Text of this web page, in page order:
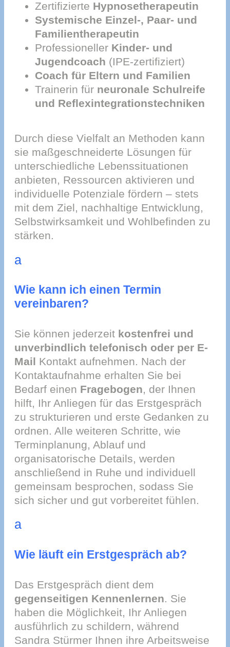
Zertifizierte Hypnosetherapeutin
Systemische Einzel-, Paar- und
Familientherapeutin
Professioneller Kinder- und
Jugendcoach (IPE-zertifiziert)
Coach für Eltern und Familien
Trainerin für neuronale Schulreife
und Reflexintegrationstechniken
Durch diese Vielfalt an Methoden kann
sie maßgeschneiderte Lösungen für
unterschiedliche Lebenssituationen
anbieten, Ressourcen aktivieren und
individuelle Potenziale fördern – stets
mit dem Ziel, nachhaltige Entwicklung,
Selbstwirksamkeit und Wohlbefinden zu
stärken.
a
Wie kann ich einen Termin
vereinbaren?
Sie können jederzeit kostenfrei und
unverbindlich telefonisch oder per E-
Mail Kontakt aufnehmen. Nach der
Kontaktaufnahme erhalten Sie bei
Bedarf einen Fragebogen, der Ihnen
hilft, Ihr Anliegen für das Erstgespräch
zu strukturieren und erste Gedanken zu
ordnen. Alle weiteren Schritte, wie
Terminplanung, Ablauf und
organisatorische Details, werden
anschließend in Ruhe und individuell
gemeinsam besprochen, sodass Sie
sich sicher und gut vorbereitet fühlen.
a
Wie läuft ein Erstgespräch ab?
Das Erstgespräch dient dem
gegenseitigen Kennenlernen. Sie
haben die Möglichkeit, Ihr Anliegen
ausführlich zu schildern, während
Sandra Stürmer Ihnen ihre Arbeitsweise